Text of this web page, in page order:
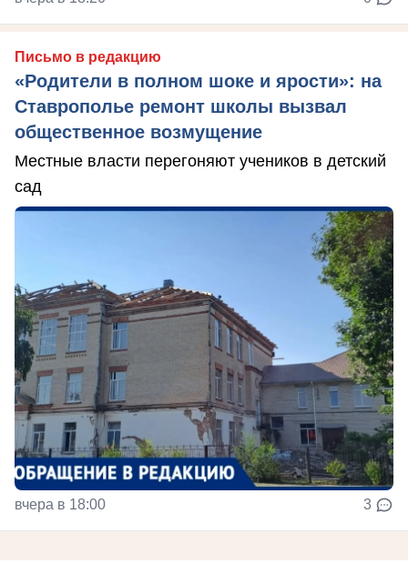
Письмо в редакцию
«Родители в полном шоке и ярости»: на
Ставрополье ремонт школы вызвал
общественное возмущение
Местные власти перегоняют учеников в детский
сад
вчера в 18:00 3